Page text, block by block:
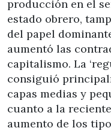
producción en el
estado obrero,
del papel
aumentó las
capitalismo. La
consiguió
capas medias y
cuanto a la
aumento de los